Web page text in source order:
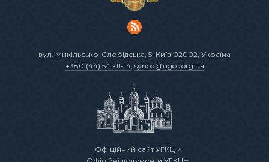
вул. Микільсько-Слобідська, 5 , Київ 02002, Україна
+380 (44) 541-11-14, synod@ugcc.org.ua
Офіційний сайт УГКЦ